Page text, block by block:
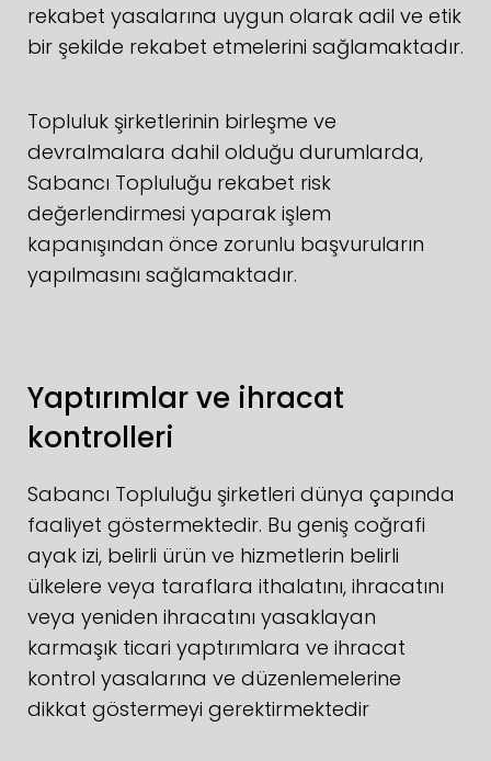
rekabet yasalarına uygun olarak adil ve etik
bir şekilde rekabet etmelerini sağlamaktadır.
Topluluk şirketlerinin birleşme ve
devralmalara dahil olduğu durumlarda,
Sabancı Topluluğu rekabet risk
değerlendirmesi yaparak işlem
kapanışından önce zorunlu başvuruların
yapılmasını sağlamaktadır.
Yaptırımlar ve ihracat
kontrolleri
Sabancı Topluluğu şirketleri dünya çapında
faaliyet göstermektedir. Bu geniş coğrafi
ayak izi, belirli ürün ve hizmetlerin belirli
ülkelere veya taraflara ithalatını, ihracatını
veya yeniden ihracatını yasaklayan
karmaşık ticari yaptırımlara ve ihracat
kontrol yasalarına ve düzenlemelerine
dikkat göstermeyi gerektirmektedir